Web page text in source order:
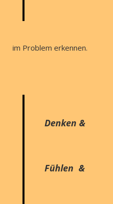
im Problem erkennen.
Denken &
Fühlen &